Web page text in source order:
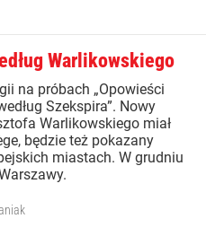
Warlikowskiego
na próbach „Opowieści
Szekspira”. Nowy
Warlikowskiego miał
będzie też pokazany
miastach. W grudniu